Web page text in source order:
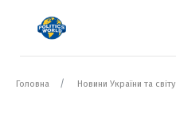
Головна Новини України та світу